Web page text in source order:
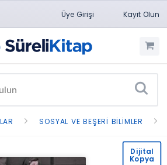
Üye Girişi Kayıt Olun
SOSYAL VE BEŞERI BILIMLER
Dijital
Kopya